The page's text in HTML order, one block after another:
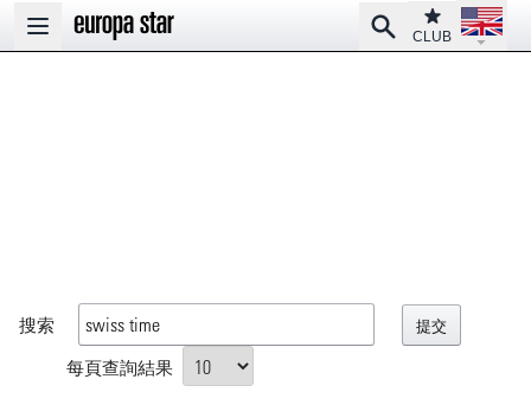
Open main menu
SearchClub
CLUB
Open
搜索
每頁查詢結果